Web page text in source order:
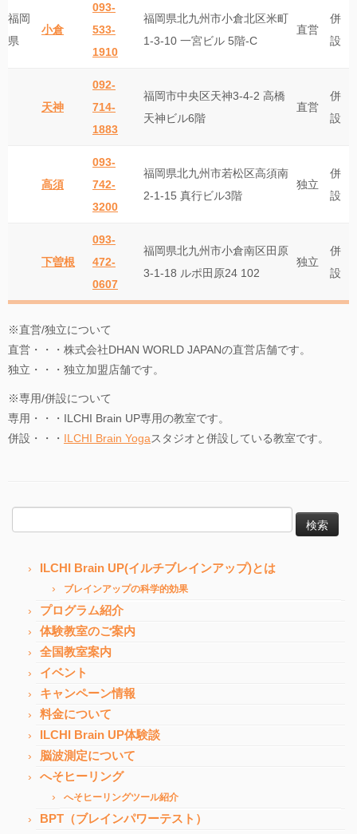
福岡
県
小倉
093-
533-
1910
福岡県北九州市小倉北区米町
1-3-10 一宮ビル 5階-C
直営
併
設
天神
092-
714-
1883
福岡市中央区天神3-4-2 高橋
天神ビル6階
直営
併
設
高須
093-
742-
3200
福岡県北九州市若松区高須南
2-1-15 真行ビル3階
独立
併
設
下曽根
093-
472-
0607
福岡県北九州市小倉南区田原
3-1-18 ルポ田原24 102
独立
併
設
※直営/独立について
直営・・・株式会社DHAN WORLD JAPANの直営店舗です。
独立・・・独立加盟店舗です。
※専用/併設について
専用・・・ILCHI Brain UP専用の教室です。
併設・・・ ILCHI Brain Yogaスタジオと併設している教室です。
索:
ILCHI Brain UP(イルチブレインアップ)とは
ブレインアップの科学的効果
プログラム紹介
体験教室のご案内
全国教室案内
イベント
キャンペーン情報
料金について
ILCHI Brain UP体験談
脳波測定について
へそヒーリング
へそヒーリングツール紹介
BPT（ブレインパワーテスト）